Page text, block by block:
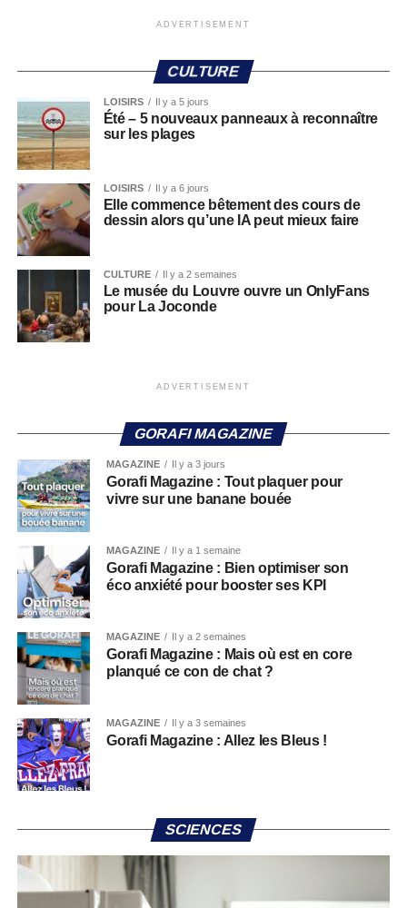
ADVERTISEMENT
CULTURE
LOISIRS Il y a 5 jours
Été – 5 nouveaux panneaux à reconnaître
sur les plages
LOISIRS Il y a 6 jours
Elle commence bêtement des cours de
dessin alors qu’une IA peut mieux faire
CULTURE Il y a 2 semaines
Le musée du Louvre ouvre un OnlyFans
pour La Joconde
ADVERTISEMENT
GORAFI MAGAZINE
MAGAZINE Il y a 3 jours
Gorafi Magazine : Tout plaquer pour
vivre sur une banane bouée
MAGAZINE Il y a 1 semaine
Gorafi Magazine : Bien optimiser son
éco anxiété pour booster ses KPI
MAGAZINE Il y a 2 semaines
Gorafi Magazine : Mais où est en core
planqué ce con de chat ?
MAGAZINE Il y a 3 semaines
Gorafi Magazine : Allez les Bleus !
SCIENCES